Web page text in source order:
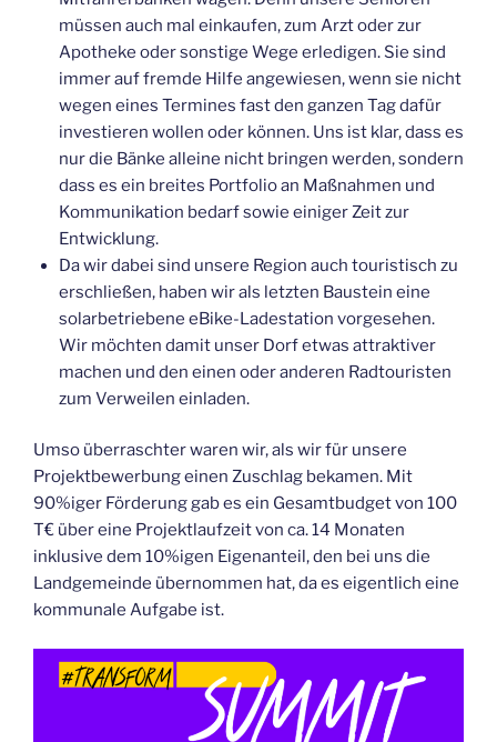
müssen auch mal einkaufen, zum Arzt oder zur
Apotheke oder sonstige Wege erledigen. Sie sind
immer auf fremde Hilfe angewiesen, wenn sie nicht
wegen eines Termines fast den ganzen Tag dafür
investieren wollen oder können. Uns ist klar, dass es
nur die Bänke alleine nicht bringen werden, sondern
dass es ein breites Portfolio an Maßnahmen und
Kommunikation bedarf sowie einiger Zeit zur
Entwicklung.
Da wir dabei sind unsere Region auch touristisch zu
erschließen, haben wir als letzten Baustein eine
solarbetriebene eBike-Ladestation vorgesehen.
Wir möchten damit unser Dorf etwas attraktiver
machen und den einen oder anderen Radtouristen
zum Verweilen einladen.
Umso überraschter waren wir, als wir für unsere
Projektbewerbung einen Zuschlag bekamen. Mit
90%iger Förderung gab es ein Gesamtbudget von 100
T€ über eine Projektlaufzeit von ca. 14 Monaten
inklusive dem 10%igen Eigenanteil, den bei uns die
Landgemeinde übernommen hat, da es eigentlich eine
kommunale Aufgabe ist.